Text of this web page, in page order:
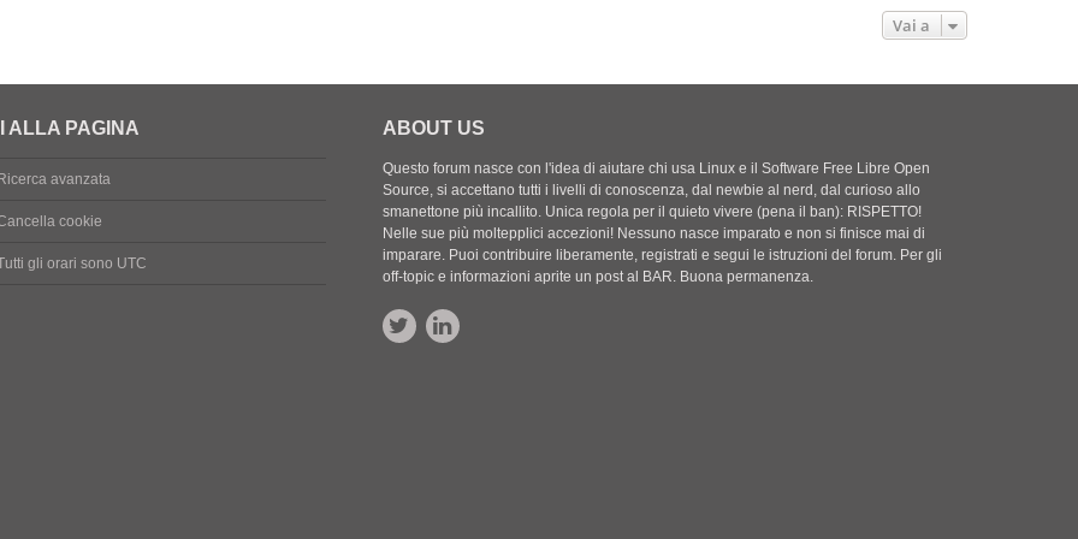
o
g
g
i
o
Vai a
ALLA PAGINA
Ricerca avanzata
cookie
gli orari sono UTC
ABOUT US
Questo forum nasce con l'idea di aiutare chi usa Linux e il Software Free Libre Open
Source, si accettano tutti i livelli di conoscenza, dal newbie al nerd, dal curioso allo
smanettone più incallito. Unica regola per il quieto vivere (pena il ban): RISPETTO!
Nelle sue più moltepplici accezioni! Nessuno nasce imparato e non si finisce mai di
imparare. Puoi contribuire liberamente, registrati e segui le istruzioni del forum. Per gli
off-topic e informazioni aprite un post al BAR. Buona permanenza.